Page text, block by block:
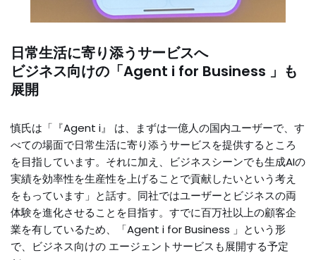
日常生活に寄り添うサービスへ
ビジネス向けの「Agent i for Business 」も
展開
慎氏は「『Agent i』 は、まずは一億人の国内ユーザーで、す
べての場面で日常生活に寄り添うサービスを提供するところ
を目指しています。それに加え、ビジネスシーンでも生成AIの
実績を効率性を生産性を上げることで貢献したいという考え
をもっています」と話す。同社ではユーザーとビジネスの両
体験を進化させることを目指す。すでに百万社以上の顧客企
業を有しているため、「Agent i for Business 」という形
で、ビジネス向けの エージェントサービスも展開する予定